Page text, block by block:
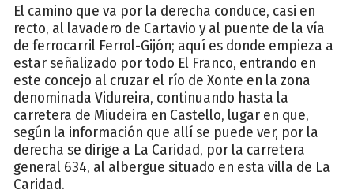
El camino que va por la derecha conduce, casi en
recto, al lavadero de Cartavio y al puente de la vía
de ferrocarril Ferrol-Gijón; aquí es donde empieza a
estar señalizado por todo El Franco, entrando en
este concejo al cruzar el río de Xonte en la zona
denominada Vidureira, continuando hasta la
carretera de Miudeira en Castello, lugar en que,
según la información que allí se puede ver, por la
derecha se dirige a La Caridad, por la carretera
general 634, al albergue situado en esta villa de La
Caridad.